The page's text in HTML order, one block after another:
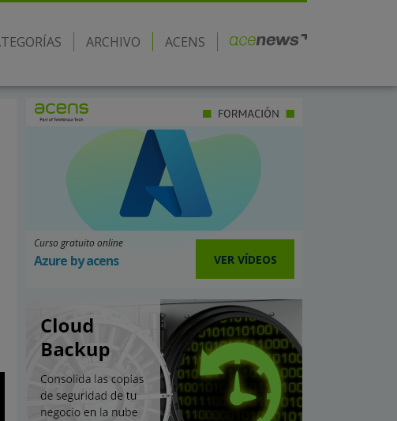
ARCHIVO ACENS
Curso gratuito online
Azure by acens VER VÍDEOS